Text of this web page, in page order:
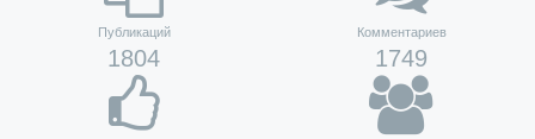
Публикаций
1804
Комментариев
1749